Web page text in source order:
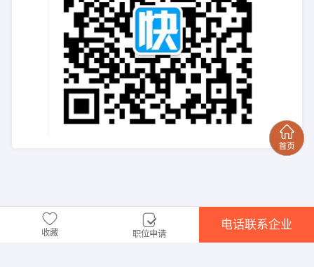
收藏 职位申请
电话联系企业